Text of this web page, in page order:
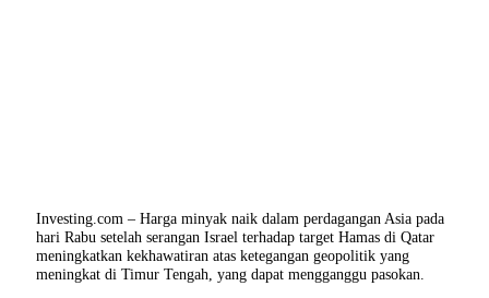
Investing.com – Harga minyak naik dalam perdagangan Asia pada
hari Rabu setelah serangan Israel terhadap target Hamas di Qatar
meningkatkan kekhawatiran atas ketegangan geopolitik yang
meningkat di Timur Tengah, yang dapat mengganggu pasokan.